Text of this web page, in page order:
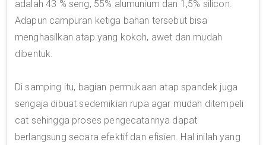
adalah 43 % seng, 55% alumunium dan 1,5% silicon.
Adapun campuran ketiga bahan tersebut bisa
menghasilkan atap yang kokoh, awet dan mudah
dibentuk.
Di samping itu, bagian permukaan atap spandek juga
sengaja dibuat sedemikian rupa agar mudah ditempeli
cat sehingga proses pengecatannya dapat
berlangsung secara efektif dan efisien. Hal inilah yang